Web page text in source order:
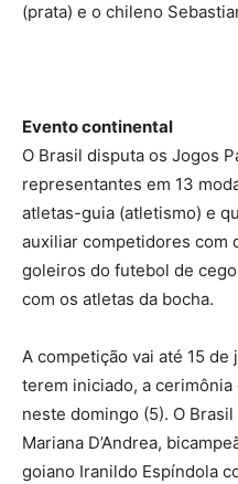
(prata) e o chileno
Evento continental
O Brasil disputa os Jogos
representantes em 13
atletas-guia (atletismo) e
auxiliar competidores com
goleiros do futebol de
com os atletas da bocha.
A competição vai até 15
terem iniciado, a
neste domingo (5). O
Mariana D’Andrea,
goiano Iranildo Espíndola